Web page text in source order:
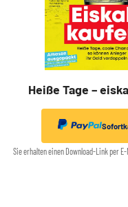
Heiße Tage –
Sie erhalten einen Download-Link per